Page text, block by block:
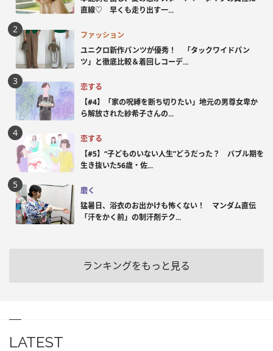
直線♡ 早くも走り出す一...
ファッション
ユニクロ新作パンツが優秀！ 「タックワイドパン
ツ」と徹底比較＆着回しコーデ...
恋する
【#4】「家の呪縛を断ち切りたい」地元の男尊女卑か
ら解放された紗希子さんの...
恋する
【#5】“子どものいない人生”どうだった？ バブル期を
生き抜いた56歳・佐...
磨く
猛暑日、浴衣のお出かけも怖くない！ マンダム直伝
「汗をかく前」の制汗剤テク...
ランキングをもっと見る
LATEST